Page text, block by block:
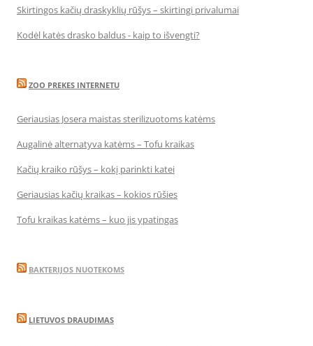
Skirtingos kačių draskyklių rūšys – skirtingi privalumai
Kodėl katės drasko baldus - kaip to išvengti?
ZOO PREKES INTERNETU
Geriausias Josera maistas sterilizuotoms katėms
Augalinė alternatyva katėms – Tofu kraikas
Kačių kraiko rūšys – kokį parinkti katei
Geriausias kačių kraikas – kokios rūšies
Tofu kraikas katėms – kuo jis ypatingas
BAKTERIJOS NUOTEKOMS
LIETUVOS DRAUDIMAS